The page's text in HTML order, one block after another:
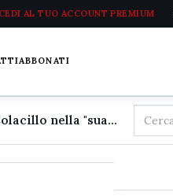
AL TUO ACCOUNT PREMIUM
ABBONATI
"Il mare non porta fiori", la presentazione del libro di Lina Colacillo nella "sua" Castiglione Messer Marino
Cerca
nel